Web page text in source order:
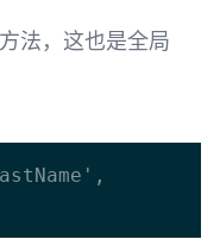
法，这也是全局